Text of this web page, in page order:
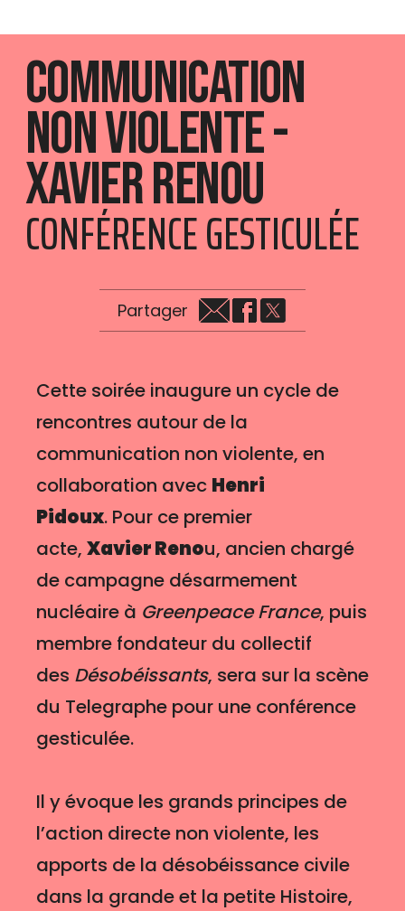
Communication
non violente -
Xavier Renou
CONFÉRENCE GESTICULÉE
Partager
Cette soirée inaugure un cycle de
rencontres autour de la
communication non violente, en
collaboration avec Henri
Pidoux. Pour ce premier
acte, Xavier Renou, ancien chargé
de campagne désarmement
nucléaire à Greenpeace France, puis
membre fondateur du collectif
des Désobéissants, sera sur la scène
du Telegraphe pour une conférence
gesticulée.
Il y évoque les grands principes de
l’action directe non violente, les
apports de la désobéissance civile
dans la grande et la petite Histoire,